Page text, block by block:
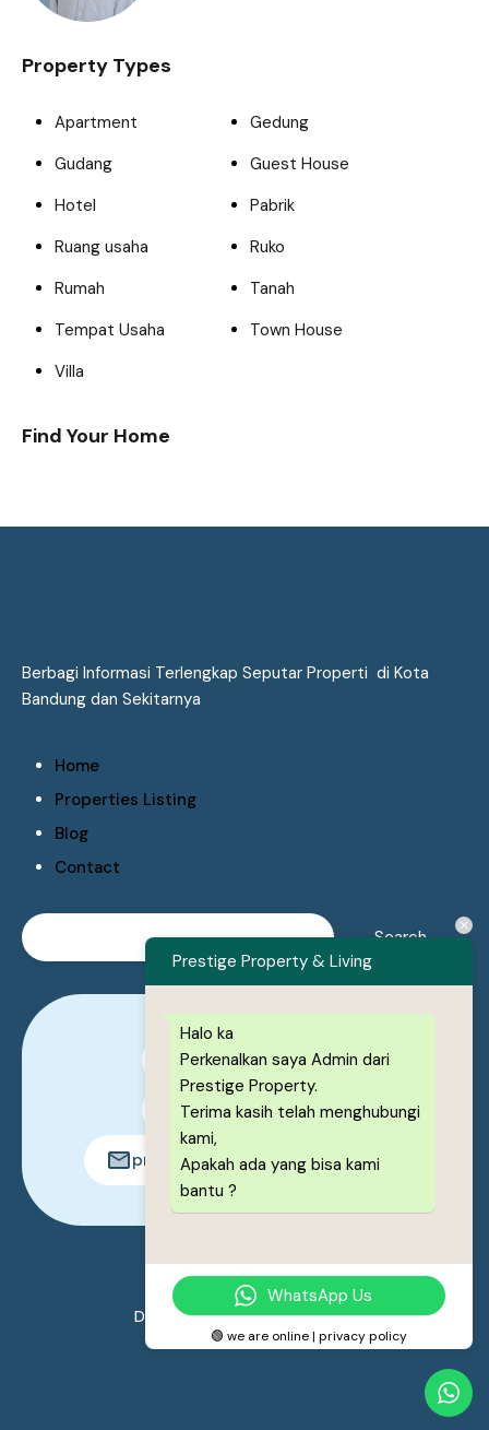
Property Types
Apartment
Gedung
Gudang
Guest House
Hotel
Pabrik
Ruang usaha
Ruko
Rumah
Tanah
Tempat Usaha
Town House
Villa
Find Your Home
Berbagi Informasi Terlengkap Seputar Properti di Kota
Bandung dan Sekitarnya
Home
Properties Listing
Blog
Contact
0878-1222-8443
0878-1222-8443
prestigeproperty.id@gmail.com
© 2026. All rights reserved.
Designed byPrestige Property
Prestige Property & Living
Halo ka
Perkenalkan saya Admin dari
Prestige Property.
Terima kasih telah menghubungi
kami,
Apakah ada yang bisa kami
bantu ?
WhatsApp Us
🟢 we are online | privacy policy